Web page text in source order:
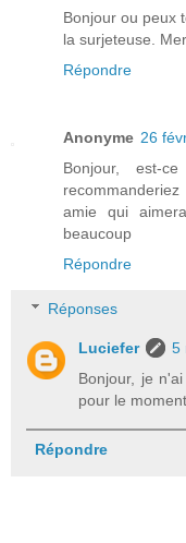
Bonjour ou peux
la surjeteuse.
Répondre
Anonyme 26
Bonjour, est-
amie qui
beaucoup
Répondre
Réponses
Luciefer
5
Bonjour, je
pour le
Répondre